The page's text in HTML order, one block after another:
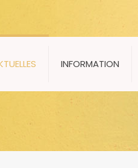
INFORMATION